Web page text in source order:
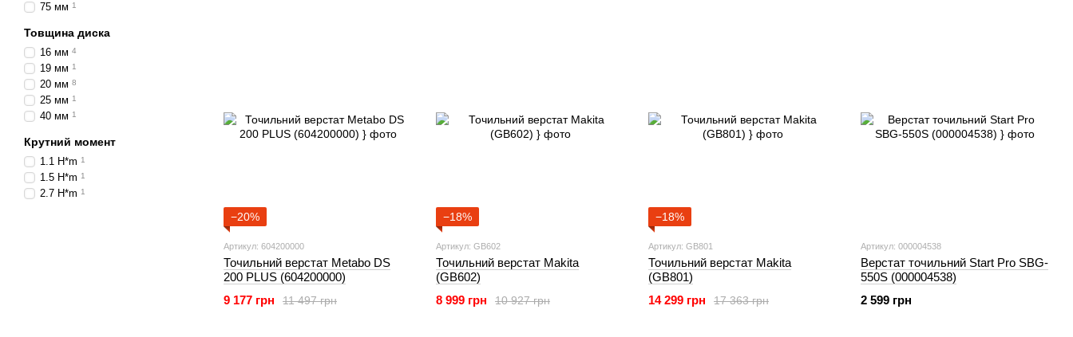
−20%
Артикул: 604200000
Точильний верстат Metabo DS
200 PLUS (604200000)
11 497 грн
9 177 грн
−18%
Артикул: GB602
Точильний верстат Makita
(GB602)
10 927 грн
8 999 грн
−18%
Артикул: GB801
Точильний верстат Makita
(GB801)
17 363 грн
14 299 грн
Артикул: 000004538
Верстат точильний Start Pro SBG-
550S (000004538)
2 599 грн
75 мм 1
Товщина диска
16 мм 4
19 мм 1
20 мм 8
25 мм 1
40 мм 1
Крутний момент
1.1 H*m 1
1.5 H*m 1
2.7 H*m 1